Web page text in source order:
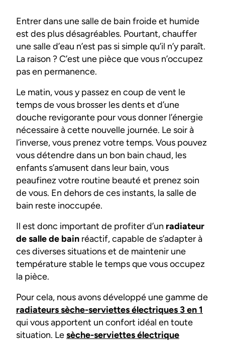
Entrer dans une salle de bain froide et humide
est des plus désagréables. Pourtant, chauffer
une salle d’eau n’est pas si simple qu’il n’y paraît.
La raison ? C’est une pièce que vous n’occupez
pas en permanence.
Le matin, vous y passez en coup de vent le
temps de vous brosser les dents et d’une
douche revigorante pour vous donner l’énergie
nécessaire à cette nouvelle journée. Le soir à
l’inverse, vous prenez votre temps. Vous pouvez
vous détendre dans un bon bain chaud, les
enfants s’amusent dans leur bain, vous
peaufinez votre routine beauté et prenez soin
de vous. En dehors de ces instants, la salle de
bain reste inoccupée.
Il est donc important de profiter d’un radiateur
de salle de bain réactif, capable de s’adapter à
ces diverses situations et de maintenir une
température stable le temps que vous occupez
la pièce.
Pour cela, nous avons développé une gamme de
radiateurs sèche-serviettes électriques 3 en 1
qui vous apportent un confort idéal en toute
situation. Lesèche-serviettes électrique